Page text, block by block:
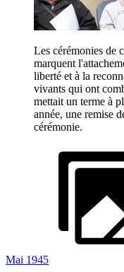
Les cérémonies de
marquent
liberté et à la
vivants qui ont
mettait un terme à
année, une remise
cérémonie.
Mai 1945